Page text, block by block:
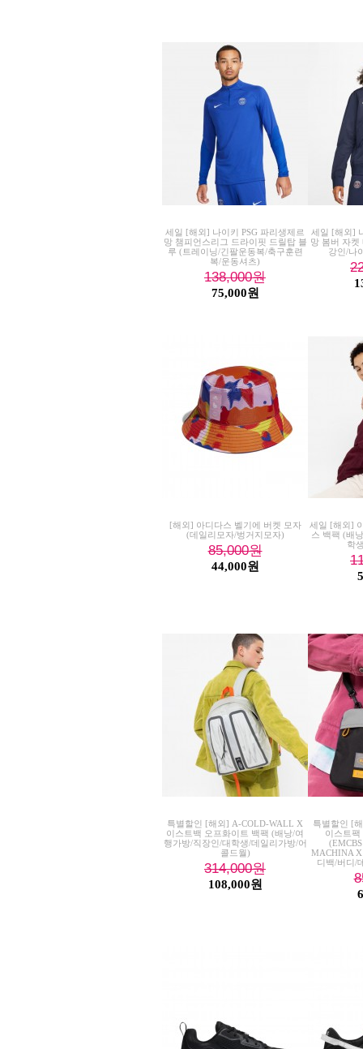
세일 [해외] 나이키 PSG 파리생제르
망 챔피언스리그 드라이핏 드릴탑 블
루 (트레이닝/긴팔운동복/축구훈련
복/운동셔츠)
138,000원
75,000원
세일 [해외]
망 봄버 자켓
강인/나
[해외] 아디다스 벨기에 버켓 모자
(데일리모자/벙거지모자)
85,000원
44,000원
세일 [해외]
스 백팩 (배
학
특별할인 [해외] A-COLD-WALL X
이스트백 오프화이트 백팩 (배낭/여
행가방/직장인/대학생/데일리가방/어
콜드월)
314,000원
108,000원
특별할인 [
이스트팩
MACHINA X
디백/버디/